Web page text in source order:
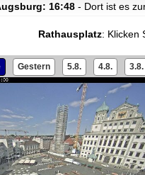
16:48 - Dort ist es
Rathausplatz: Klicken
Gestern 5.8. 4.8. 3.8.